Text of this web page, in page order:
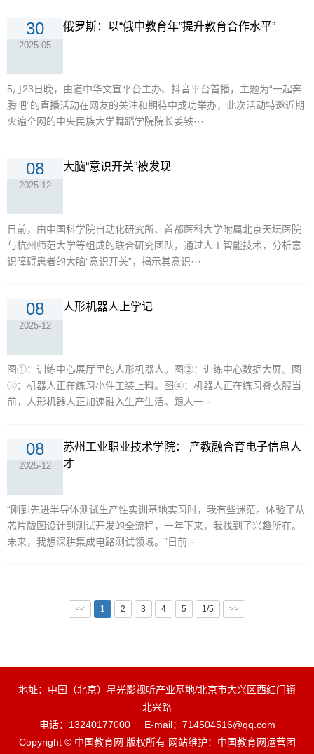
30
2025-05
俄罗斯：以“俄中教育年”提升教育合作水平”
5月23日晚，由道中华文宣平台主办、抖音平台首播，主题为“一起奔
腾吧”的直播活动在网友的关注和期待中成功举办，此次活动特邀近期
火遍全网的中央民族大学舞蹈学院院长姜铁···
08
2025-12
大脑“意识开关”被发现
日前，由中国科学院自动化研究所、首都医科大学附属北京天坛医院
与杭州师范大学等组成的联合研究团队，通过人工智能技术，分析意
识障碍患者的大脑“意识开关”，揭示其意识···
08
2025-12
人形机器人上学记
图①：训练中心展厅里的人形机器人。图②：训练中心数据大屏。图
③：机器人正在练习小件工装上料。图④：机器人正在练习叠衣服当
前，人形机器人正加速融入生产生活。跟人一···
08
2025-12
苏州工业职业技术学院： 产教融合育电子信息人
才
“刚到先进半导体测试生产性实训基地实习时，我有些迷茫。体验了从
芯片版图设计到测试开发的全流程，一年下来，我找到了兴趣所在。
未来，我想深耕集成电路测试领域。”日前···
<< 1 2 3 4 5 1/5 >>
地址：中国（北京）星光影视听产业基地/北京市大兴区西红门镇
北兴路
电话：13240177000
E-mail：714504516@qq.com
Copyright © 中国教育网 版权所有 网站维护：中国教育网运营团